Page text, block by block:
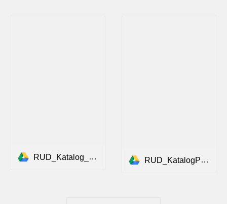
RUD_Katalog_Sideflex2013_NEU.pdf RUD_KatalogPROFI_DE-EN_2025_FINAL_komprimiert.pdf